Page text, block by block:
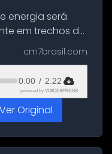
energia será
em trechos de
terça-feira (21).
para a
cm7brasil.com
0:00 / 2:22
powered by VOICEXPRESS
Ver Original